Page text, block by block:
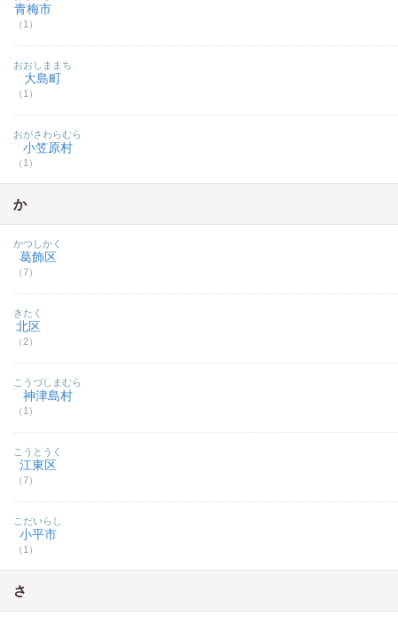
青梅市
（1）
大島町
（1）
おおしままち
小笠原村
（1）
おがさわらむら
か
葛飾区
（7）
かつしかく
北区
（2）
きたく
神津島村
（1）
こうづしまむら
江東区
（7）
こうとうく
小平市
（1）
こだいらし
さ